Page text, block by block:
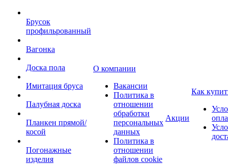
Брусок
профильрованный
Вагонка
Доска пола
Имитация бруса
Палубная доска
Планкен прямой/
косой
Погонажные
изделия
О компании
Вакансии
Политика в
отношении
обработки
персональных
данных
Политика в
отношении
файлов cookie
Акции
Как